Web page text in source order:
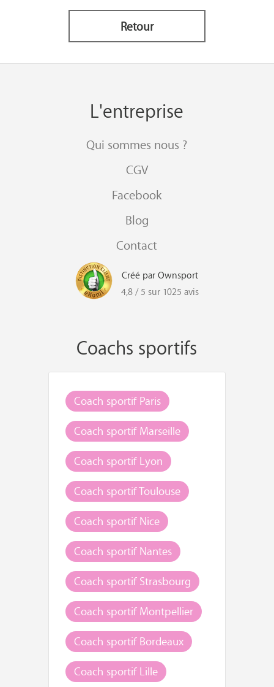
Retour
L'entreprise
Qui sommes nous ?
CGV
Facebook
Blog
Contact
Créé par Ownsport
4,8 / 5 sur 1025 avis
Coachs sportifs
Coach sportif Paris
Coach sportif Marseille
Coach sportif Lyon
Coach sportif Toulouse
Coach sportif Nice
Coach sportif Nantes
Coach sportif Strasbourg
Coach sportif Montpellier
Coach sportif Bordeaux
Coach sportif Lille